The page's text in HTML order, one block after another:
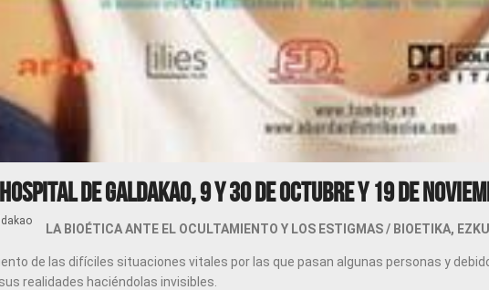
de Galdakao, 9 y 30 de octubre y 19 de
LA BIOÉTICA ANTE EL OCULTAMIENTO Y LOS ESTIGMAS / BIOETIKA,
de las difíciles situaciones vitales por las que pasan algunas personas y
realidades haciéndolas invisibles.